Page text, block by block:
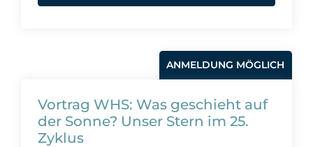
ANMELDUNG MÖGLICH
Vortrag WHS: Was geschieht auf
der Sonne? Unser Stern im 25.
Zyklus